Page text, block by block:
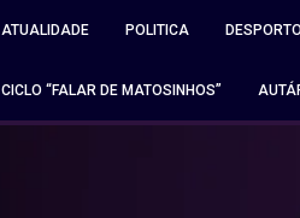
ATUALIDADE POLITICA
CICLO “FALAR DE MATOSINHOS”